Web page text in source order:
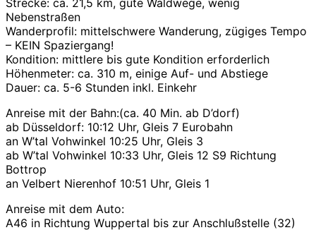
Strecke: ca. 21,5 km, gute Waldwege, wenig
Nebenstraßen
Wanderprofil: mittelschwere Wanderung, zügiges Tempo
– KEIN Spaziergang!
Kondition: mittlere bis gute Kondition erforderlich
Höhenmeter: ca. 310 m, einige Auf- und Abstiege
Dauer: ca. 5-6 Stunden inkl. Einkehr
Anreise mit der Bahn:(ca. 40 Min. ab D’dorf)
ab Düsseldorf: 10:12 Uhr, Gleis 7 Eurobahn
an W’tal Vohwinkel 10:25 Uhr, Gleis 3
ab W’tal Vohwinkel 10:33 Uhr, Gleis 12 S9 Richtung
Bottrop
an Velbert Nierenhof 10:51 Uhr, Gleis 1
Anreise mit dem Auto:
A46 in Richtung Wuppertal bis zur Anschlußstelle (32)